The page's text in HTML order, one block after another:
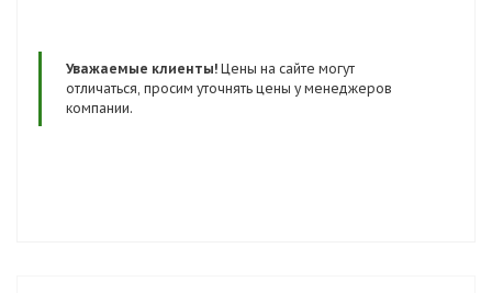
Уважаемые клиенты! Цены на сайте могут
отличаться, просим уточнять цены у менеджеров
компании.